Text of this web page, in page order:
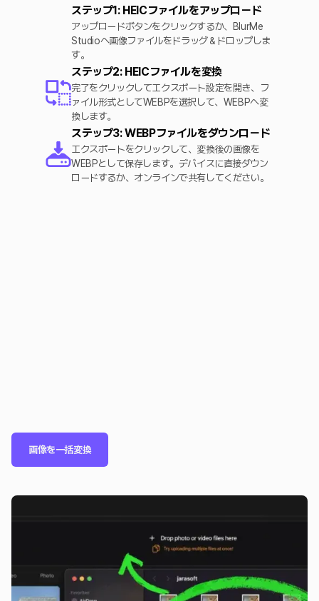
ステップ1: HEICファイルをアップロード
アップロードボタンをクリックするか、BlurMe
Studioへ画像ファイルをドラッグ＆ドロップしま
す。
ステップ2: HEICファイルを変換
完了をクリックしてエクスポート設定を開き、フ
ァイル形式としてWEBPを選択して、WEBPへ変
換します。
ステップ3: WEBPファイルをダウンロード
エクスポートをクリックして、変換後の画像を
WEBPとして保存します。デバイスに直接ダウン
ロードするか、オンラインで共有してください。
画像を一括変換